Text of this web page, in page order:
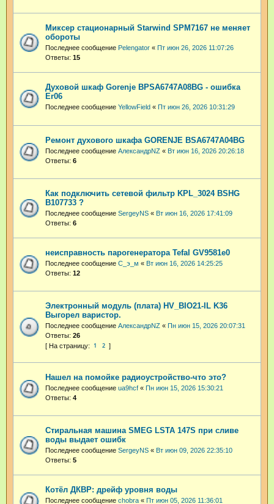
Миксер стационарный Starwind SPM7167 не меняет
обороты
Последнее сообщение Pelengator « Пт июн 26, 2026 11:07:26
Ответы: 15
Духовой шкаф Gorenje BPSA6747A08BG - ошибка
Er06
Последнее сообщение YellowField « Пт июн 26, 2026 10:31:29
Ремонт духового шкафа GORENJE BSA6747A04BG
Последнее сообщение АлександрNZ « Вт июн 16, 2026 20:26:18
Ответы: 6
Как подключить сетевой фильтр KPL_3024 BSHG
B107733 ?
Последнее сообщение SergeyNS « Вт июн 16, 2026 17:41:09
Ответы: 6
неисправность парогенератора Tefal GV9581e0
Последнее сообщение С_э_м « Вт июн 16, 2026 14:25:25
Ответы: 12
Электронный модуль (плата) HV_BIO21-IL K36
Выгорел варистор.
Последнее сообщение АлександрNZ « Пн июн 15, 2026 20:07:31
Ответы: 26
1 2
Нашел на помойке радиоустройство-что это?
Последнее сообщение ua9hcf « Пн июн 15, 2026 15:30:21
Ответы: 4
Стиральная машина SMEG LSTA 147S при сливе
воды выдает ошибк
Последнее сообщение SergeyNS « Вт июн 09, 2026 22:35:10
Ответы: 5
Котёл ДКВР: дрейф уровня воды
Последнее сообщение chobra « Пт июн 05, 2026 11:36:01